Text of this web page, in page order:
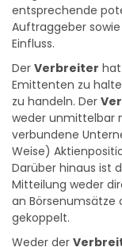
möglichen
entsprechende
Auftraggeber
DerVerbreiterhat
Emittenten zu
zu handeln. Der
weder unmittelbar
verbundene
Weise)
Darüber hinaus ist
Mitteilung weder
an Börsenumsätze